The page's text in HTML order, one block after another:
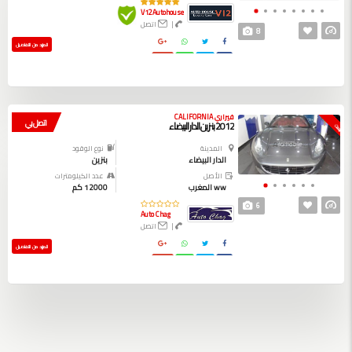
8
V12Autohouse
|
اتصل
المزيد من التفاصيل
6
بيعت اتصل بي فيراري CALIFORNIA
2012 بنزين الدار البيضاء
المدينة
الدار البيضاء
نوع الوقود
بنزين
الأصل
ww المغرب
عدد الكيلومترات
12000 كم
Auto Chag
|
اتصل
المزيد من التفاصيل